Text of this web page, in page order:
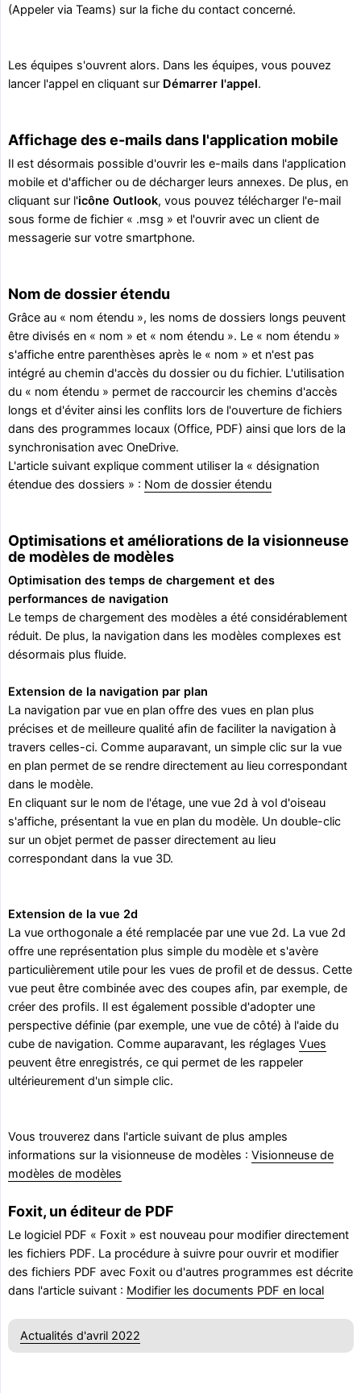
(Appeler via Teams) sur la fiche du contact concerné.
Les équipes s'ouvrent alors. Dans les équipes, vous pouvez
lancer l'appel en cliquant sur Démarrer l'appel.
Affichage des e-mails dans l'application mobile
Il est désormais possible d'ouvrir les e-mails dans l'application
mobile et d'afficher ou de décharger leurs annexes. De plus, en
cliquant sur l'icône Outlook, vous pouvez télécharger l'e-mail
sous forme de fichier « .msg » et l'ouvrir avec un client de
messagerie sur votre smartphone.
Nom de dossier étendu
Grâce au « nom étendu », les noms de dossiers longs peuvent
être divisés en « nom » et « nom étendu ». Le « nom étendu »
s'affiche entre parenthèses après le « nom » et n'est pas
intégré au chemin d'accès du dossier ou du fichier. L'utilisation
du « nom étendu » permet de raccourcir les chemins d'accès
longs et d'éviter ainsi les conflits lors de l'ouverture de fichiers
dans des programmes locaux (Office, PDF) ainsi que lors de la
synchronisation avec OneDrive.
L'article suivant explique comment utiliser la « désignation
étendue des dossiers » : Nom de dossier étendu
Optimisations et améliorations de la visionneuse
de modèles de modèles
Optimisation des temps de chargement et des
performances de navigation
Le temps de chargement des modèles a été considérablement
réduit. De plus, la navigation dans les modèles complexes est
désormais plus fluide.
Extension de la navigation par plan
La navigation par vue en plan offre des vues en plan plus
précises et de meilleure qualité afin de faciliter la navigation à
travers celles-ci. Comme auparavant, un simple clic sur la vue
en plan permet de se rendre directement au lieu correspondant
dans le modèle.
En cliquant sur le nom de l'étage, une vue 2d à vol d'oiseau
s'affiche, présentant la vue en plan du modèle. Un double-clic
sur un objet permet de passer directement au lieu
correspondant dans la vue 3D.
Extension de la vue 2d
La vue orthogonale a été remplacée par une vue 2d. La vue 2d
offre une représentation plus simple du modèle et s'avère
particulièrement utile pour les vues de profil et de dessus. Cette
vue peut être combinée avec des coupes afin, par exemple, de
créer des profils. Il est également possible d'adopter une
perspective définie (par exemple, une vue de côté) à l'aide du
cube de navigation. Comme auparavant, les réglages Vues
peuvent être enregistrés, ce qui permet de les rappeler
ultérieurement d'un simple clic.
Vous trouverez dans l'article suivant de plus amples
informations sur la visionneuse de modèles : Visionneuse de
modèles de modèles
Foxit, un éditeur de PDF
Le logiciel PDF « Foxit » est nouveau pour modifier directement
les fichiers PDF. La procédure à suivre pour ouvrir et modifier
des fichiers PDF avec Foxit ou d'autres programmes est décrite
dans l'article suivant : Modifier les documents PDF en local
Actualités d'avril 2022